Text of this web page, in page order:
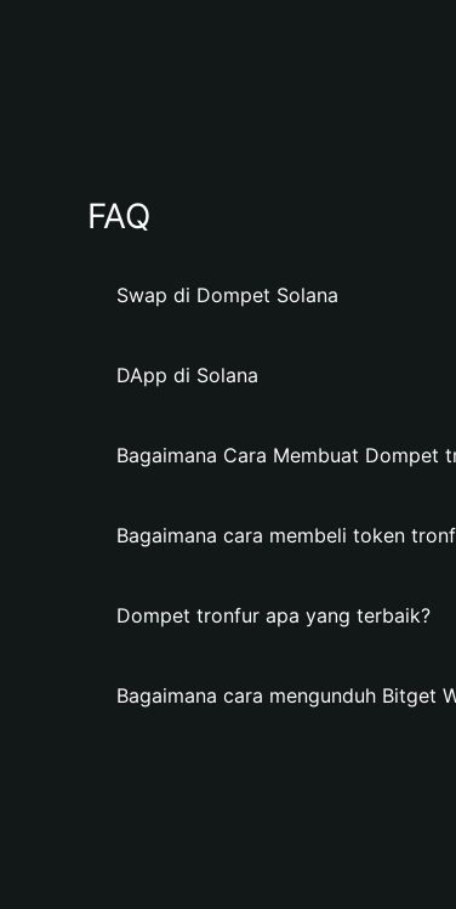
FAQ
Swap di Dompet Solana
DApp di Solana
Bagaimana Cara Membuat Dompet
Bagaimana cara membeli token
Dompet tronfur apa yang terbaik?
Bagaimana cara mengunduh Bitget